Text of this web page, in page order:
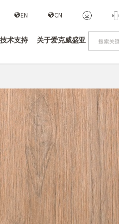
EN CN
技术支持 关于爱克威盛亚